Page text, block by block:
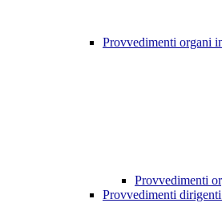
Provvedimenti organi
Provvedimenti
Provvedimenti